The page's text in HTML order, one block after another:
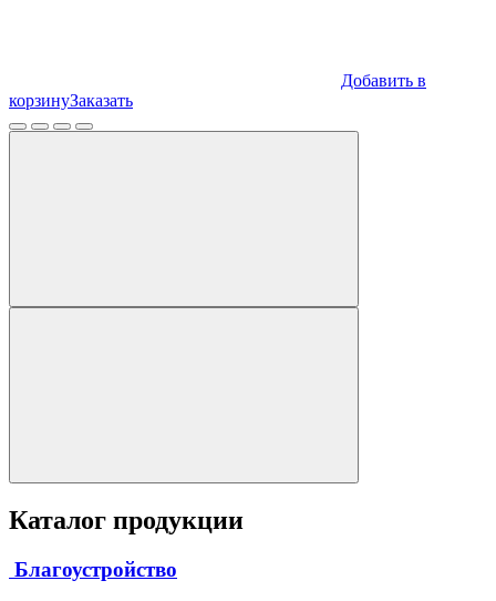
Добавить в
корзинуЗаказать
Каталог продукции
Благоустройство